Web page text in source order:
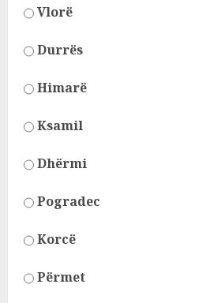
Vlorë
Durrës
Himarë
Ksamil
Dhërmi
Pogradec
Korcë
Përmet